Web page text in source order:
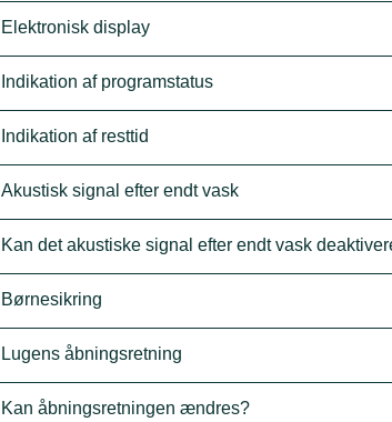
Elektronisk display
Indikation af programstatus
Indikation af resttid
Akustisk signal efter endt vask
Kan det akustiske signal efter endt vask
Børnesikring
Lugens åbningsretning
Kan åbningsretningen ændres?